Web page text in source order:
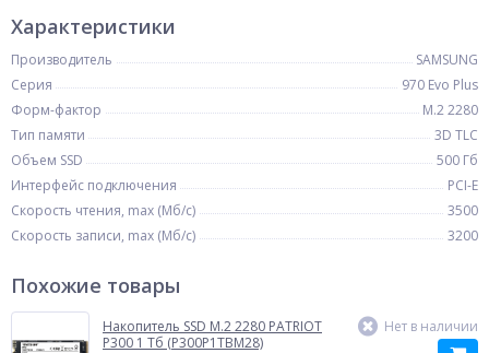
Характеристики
Производитель
SAMSUNG
Серия
970 Evo Plus
Форм-фактор
M.2 2280
Тип памяти
3D TLC
Объем SSD
500 Гб
Интерфейс подключения
PCI-E
Скорость чтения, max (Мб/с)
3500
Скорость записи, max (Мб/с)
3200
Похожие товары
Накопитель SSD M.2 2280 PATRIOT
P300 1 Тб (P300P1TBM28)
Нет в наличии